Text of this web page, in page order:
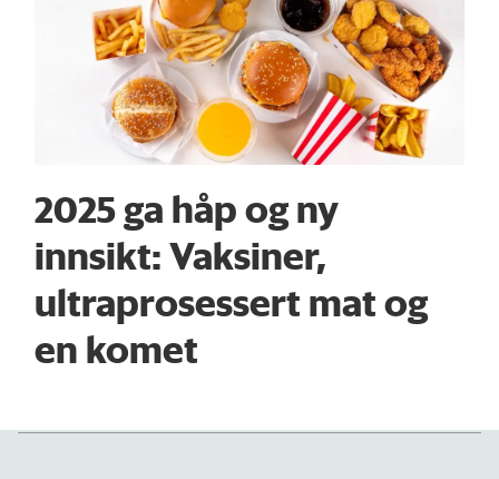
2025 ga håp og ny
innsikt: Vaksiner,
ultraprosessert mat og
en komet